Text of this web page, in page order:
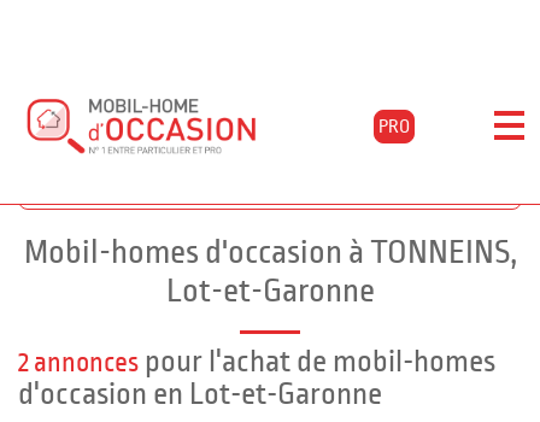
PRO
Accueil Acheter Aquitaine Lot-et-garonne Tonneins
Mobil-homes d'occasion à TONNEINS,
Lot-et-Garonne
2 annonces pour l'achat de mobil-homes
d'occasion en Lot-et-Garonne